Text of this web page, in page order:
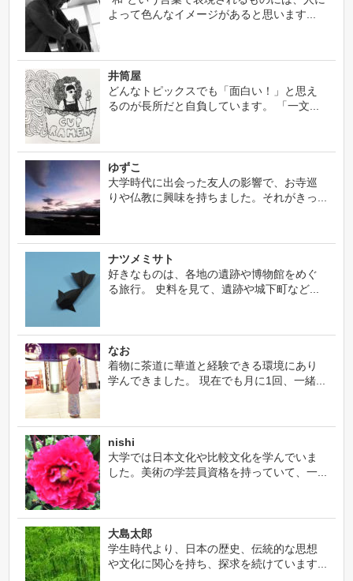
よって色んなイメージがあると思います...
井筒屋
どんなトピックスでも「面白い！」と思え
るのが長所だと自負しています。 「一文...
ゆずこ
大学時代に出会った友人の影響で、お寺巡
りや仏教に興味を持ちました。それがきっ...
ナツメミサト
好きなものは、各地の遺跡や博物館をめぐ
る旅行。 史料を見て、遺跡や城下町など...
なお
着物に茶道に華道と経験できる環境にあり
学んできました。 現在でも月に1回、一緒...
nishi
大学では日本文化や比較文化を学んでいま
した。美術の学芸員資格を持っていて、一...
大島太郎
学生時代より、日本の歴史、伝統的な思想
や文化に関心を持ち、探求を続けています...